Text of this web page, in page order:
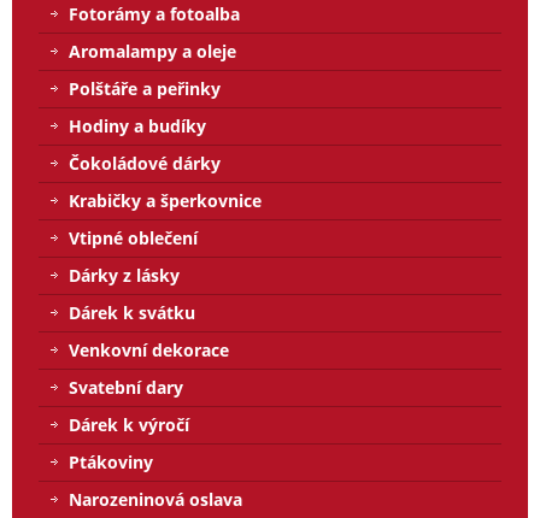
Fotorámy a fotoalba
Aromalampy a oleje
Polštáře a peřinky
Hodiny a budíky
Čokoládové dárky
Krabičky a šperkovnice
Vtipné oblečení
Dárky z lásky
Dárek k svátku
Venkovní dekorace
Svatební dary
Dárek k výročí
Ptákoviny
Narozeninová oslava